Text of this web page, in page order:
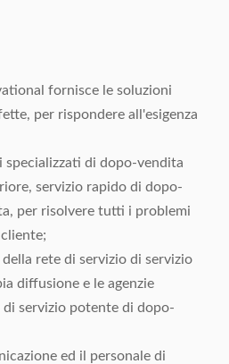
fornisce le soluzioni
per rispondere all'esigenza
specializzati di dopo-vendita
servizio rapido di dopo-
per risolvere tutti i problemi
rete di servizio di servizio
diffusione e le agenzie
servizio potente di dopo-
ed il personale di